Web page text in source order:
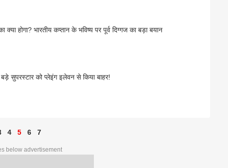
क्या होगा? भारतीय कप्तान के भविष्य पर पूर्व दिग्गज का बड़ा बयान
सुपरस्टार को प्लेइंग इलेवन से किया बाहर!
4 5 6 7
below advertisement